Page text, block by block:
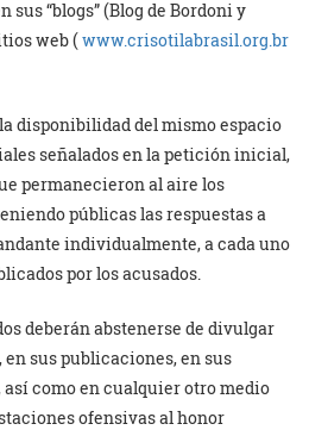
sus “blogs” (Blog de Bordoni y
web (www.crisotilabrasil.org.br
disponibilidad del mismo espacio
señalados en la petición inicial,
permanecieron al aire los
públicas las respuestas a
individualmente, a cada uno
por los acusados.
deberán abstenerse de divulgar
sus publicaciones, en sus
así como en cualquier otro medio
ofensivas al honor